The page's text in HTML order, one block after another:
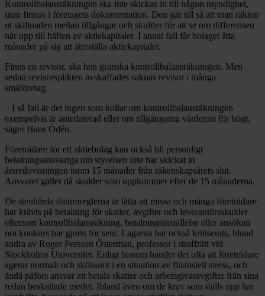
Kontrollbalansräkningen ska inte skickas in till någon myndighet,
utan finnas i företagets dokumentation. Den går till så att man räknar
ut skillnaden mellan tillgångar och skulder för att se om differensen
når upp till häften av aktiekapitalet. I annat fall får bolaget åtta
månader på sig att återställa aktiekapitalet.
Finns en revisor, ska hen granska kontrollbalansräkningen. Men
sedan revisorsplikten avskaffades saknas revisor i många
småföretag.
– I så fall är det ingen som kollar om kontrollbalansräkningen
exempelvis är antedaterad eller om tillgångarna värderats för högt,
säger Hans Ödén.
Företrädare för ett aktiebolag kan också bli personligt
betalningsansvariga om styrelsen inte har skickat in
årsredovisningen inom 15 månader från räkenskapsårets slut.
Ansvaret gäller då skulder som uppkommer efter de 15 månaderna.
De stenhårda datumreglerna är lätta att missa och många företrädare
har krävts på betalning för skatter, avgifter och leverantörsskulder
eftersom kontrollbalansräkning, betalningsinställelse eller ansökan
om konkurs har gjorts för sent. Lagarna har också kritiserats, bland
andra av Roger Persson Österman, professor i straffrätt vid
Stockholms Universitet. Enligt honom händer det ofta att företrädare
agerar normalt och skötsamt i en situation av finansiell stress, och
ändå påförs ansvar att betala skatter och arbetsgivaravgifter från sina
redan beskattade medel. Ibland även om de krav som ställs upp har